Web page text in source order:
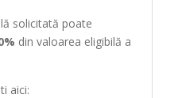
solicitată poate
din valoarea eligibilă a
aici: